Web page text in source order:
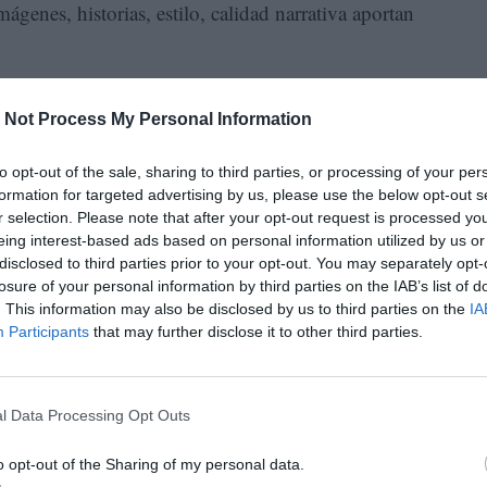
Not Process My Personal Information
opt-out of the sale, sharing to third parties, or processing of your
for targeted advertising by us, please use the below opt-out
selection. Please note that after your opt-out request is processed
interest-based ads based on personal information utilized by us
to third parties prior to your opt-out. You may separately
of your personal information by third parties on the IAB’s list of
This information may also be disclosed by us to third parties on the
Participants that may further disclose it to other third parties.
Data Processing Opt Outs
opt-out of the Sharing of my personal data.
historias, estilo, calidad narrativa aportan
del primer libro de la colección Chai:
traducido por la escritora argentina Virginia Higa.
La Rosa, que ya estaban rodeados de libros y
yLa luz y la montaña, en Tenemos las Máquinas;
y Sigilo respectivamente— adoptaron el oficio de
y de la literatura.
veintena de títulos que distribuye en Argentina,
editorial incluye una Colección Cuentos dirigida
seis libros; y otra de Elementales, iniciada en mayo
de un autor o autora no contemporáneo que aún